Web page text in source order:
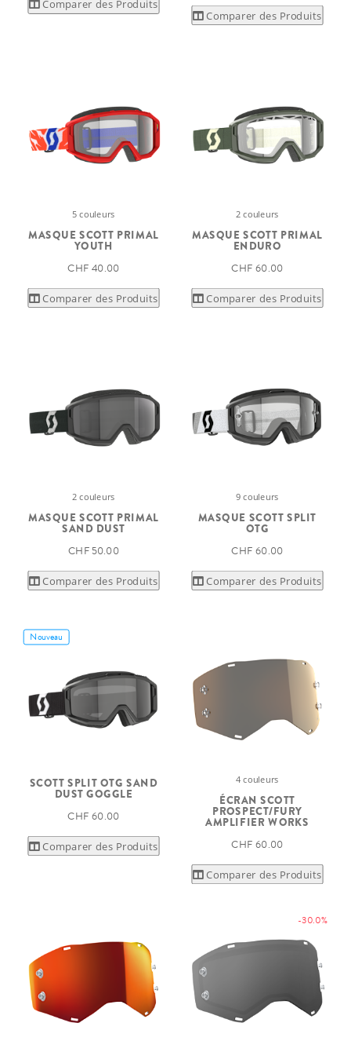
Comparer des Produits
Comparer des Produits
5 couleurs
MASQUE SCOTT PRIMAL
YOUTH
CHF 40.00
Comparer des Produits
2 couleurs
MASQUE SCOTT PRIMAL
ENDURO
CHF 60.00
Comparer des Produits
2 couleurs
MASQUE SCOTT PRIMAL
SAND DUST
CHF 50.00
Comparer des Produits
9 couleurs
MASQUE SCOTT SPLIT
OTG
CHF 60.00
Comparer des Produits
Nouveau
SCOTT SPLIT OTG SAND
DUST GOGGLE
CHF 60.00
Comparer des Produits
4 couleurs
ÉCRAN SCOTT
PROSPECT/FURY
AMPLIFIER WORKS
CHF 60.00
Comparer des Produits
-30.0%